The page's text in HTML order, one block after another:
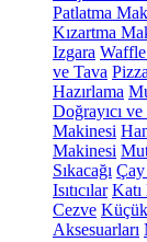
Patlatma
Kızartma
Izgara
ve Tava
Hazırlama
Doğrayıcı
Makinesi
Makinesi
Sıkacağı
Isıtıcılar Katı
Cezve
Aksesuarları